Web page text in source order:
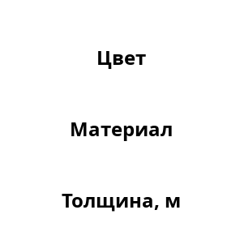
Цвет
Материал
Толщина, м